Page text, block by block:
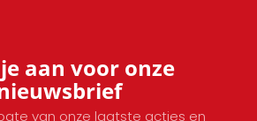
aan voor onze
van onze laatste acties en